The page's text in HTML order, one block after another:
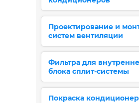
Проектирование и
систем вентиляции
Фильтра для
блока сплит-системы
Покраска